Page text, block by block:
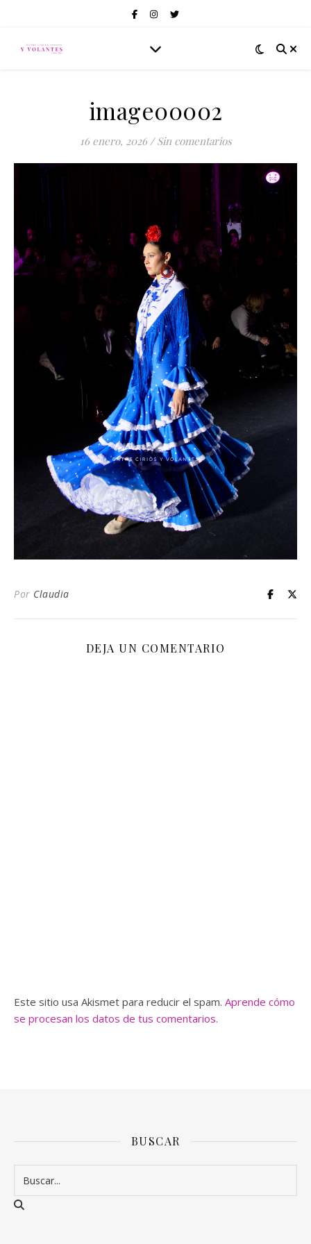
image00002
16 enero, 2026 / Sin comentarios
Por Claudia
DEJA UN COMENTARIO
Este sitio usa Akismet para reducir el spam. Aprende cómo
se procesan los datos de tus comentarios.
BUSCAR